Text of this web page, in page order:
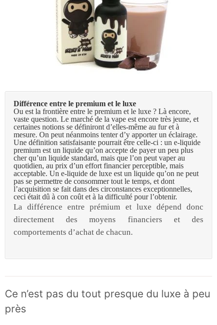
Différence entre le premium et le luxe
Ou est la frontière entre le premium et le luxe ? Là encore,
vaste question. Le marché de la vape est encore très jeune, et
certaines notions se définiront d’elles-même au fur et à
mesure. On peut néanmoins tenter d’y apporter un éclairage.
Une définition satisfaisante pourrait être celle-ci : un e-liquide
premium est un liquide qu’on accepte de payer un peu plus
cher qu’un liquide standard, mais que l’on peut vaper au
quotidien, au prix d’un effort financier perceptible, mais
acceptable. Un e-liquide de luxe est un liquide qu’on ne peut
pas se permettre de consommer tout le temps, et dont
l’acquisition se fait dans des circonstances exceptionnelles,
ceci était dû à con coût et à la difficulté pour l’obtenir.
La différence entre prémium et luxe dépend donc
directement des moyens financiers et des
comportements d’achat de chacun.
Ce n’est pas du tout presque du luxe à peu
près